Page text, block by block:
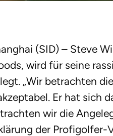
(SID) – Steve
wird für seine
„Wir betrachten
Er hat sich
wir die
der Profigolfer-